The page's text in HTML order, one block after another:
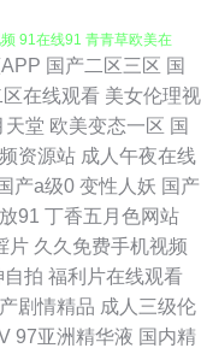
社区 91每日更新 99超碰
91在线91 青青草欧美在
碰资源网 海角社区少妇
生话 国产视频三级 精品
操逼电影 国产精品乱子
国产二区三区 国
区在线观看 美女伦理视
天堂 欧美变态一区 国
资源站 成人午夜在线
产a级0 变性人妖 国产
91 丁香五月色网站
片 久久免费手机视频
自拍 福利片在线观看
剧情精品 成人三级伦
97亚洲精华液 国内精